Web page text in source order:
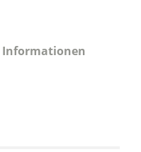
Informationen